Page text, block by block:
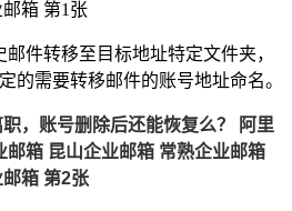
件转移至目标地址特定文件夹，
的需要转移邮件的账号地址命名。